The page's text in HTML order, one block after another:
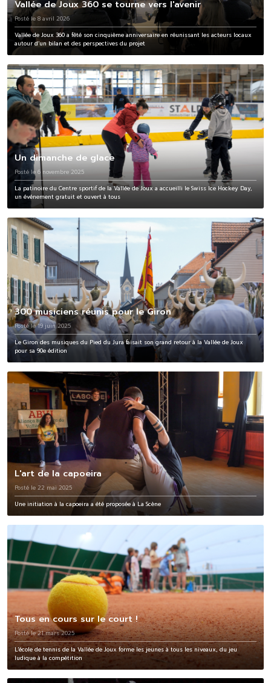
Vallée de Joux 360 se tourne vers l'avenir
Posté le 8 avril 2026
Vallée de Joux 360 a fêté son cinquième anniversaire en réunissant les acteurs locaux
autour d’un bilan et des perspectives du projet
Un dimanche de glace
Posté le 6 novembre 2025
La patinoire du Centre sportif de la Vallée de Joux a accueilli le Swiss Ice Hockey Day,
un événement gratuit et ouvert à tous
300 musiciens réunis pour le Giron
Posté le 19 juin 2025
Le Giron des musiques du Pied du Jura faisait son grand retour à la Vallée de Joux
pour sa 90e édition
L'art de la capoeira
Posté le 22 mai 2025
Une initiation à la capoeira a été proposée à La Scène
Tous en cours sur le court !
Posté le 21 mars 2025
L'école de tennis de la Vallée de Joux forme les jeunes à tous les niveaux, du jeu
ludique à la compétition